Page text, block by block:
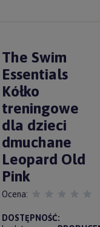
The Swim
Essentials
Kółko
treningowe
dla dzieci
dmuchane
Leopard Old
Pink
Ocena:
DOSTĘPNOŚĆ: